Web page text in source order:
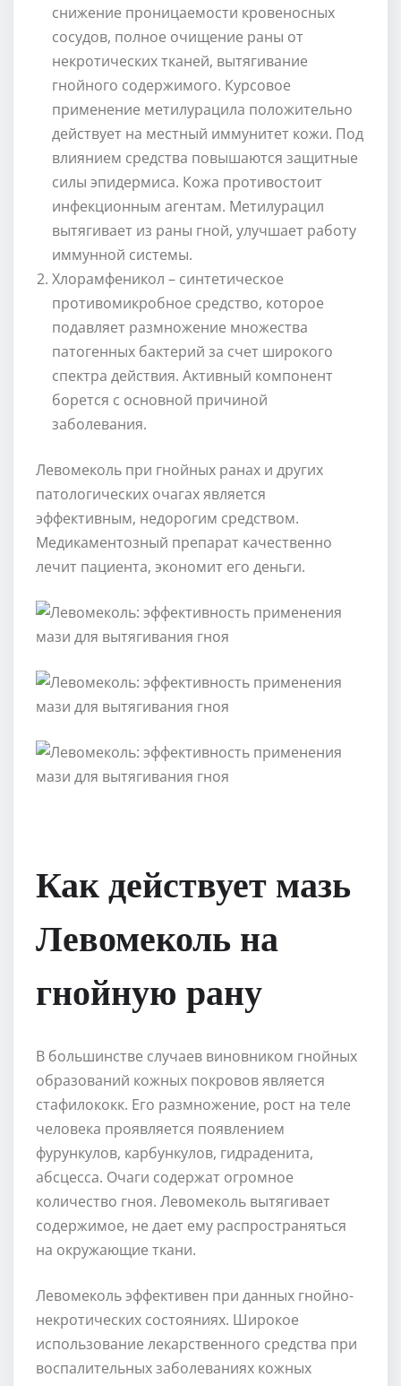
снижение проницаемости кровеносных
сосудов, полное очищение раны от
некротических тканей, вытягивание
гнойного содержимого. Курсовое
применение метилурацила положительно
действует на местный иммунитет кожи. Под
влиянием средства повышаются защитные
силы эпидермиса. Кожа противостоит
инфекционным агентам. Метилурацил
вытягивает из раны гной, улучшает работу
иммунной системы.
Хлорамфеникол – синтетическое
противомикробное средство, которое
подавляет размножение множества
патогенных бактерий за счет широкого
спектра действия. Активный компонент
борется с основной причиной
заболевания.
Левомеколь при гнойных ранах и других
патологических очагах является
эффективным, недорогим средством.
Медикаментозный препарат качественно
лечит пациента, экономит его деньги.
Как действует мазь
Левомеколь на
гнойную рану
В большинстве случаев виновником гнойных
образований кожных покровов является
стафилококк. Его размножение, рост на теле
человека проявляется появлением
фурункулов, карбункулов, гидраденита,
абсцесса. Очаги содержат огромное
количество гноя. Левомеколь вытягивает
содержимое, не дает ему распространяться
на окружающие ткани.
Левомеколь эффективен при данных гнойно-
некротических состояниях. Широкое
использование лекарственного средства при
воспалительных заболеваниях кожных